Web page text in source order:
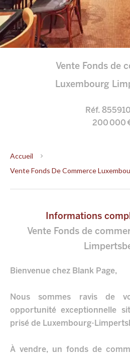
Vente Fonds de
Luxembourg
Réf.
200 000
Accueil
Vente Fonds De Commerce
Informations
Vente Fonds de
Bienvenue chez Blank Page,
Nous sommes ravis de
opportunité exceptionnelle
prisé de Luxembourg-
À vendre, un fonds de